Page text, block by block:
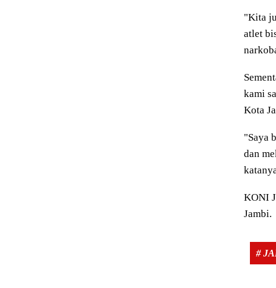
"Kita
atlet
kami
Kota
"Saya
dan
KONI
Jambi.
#